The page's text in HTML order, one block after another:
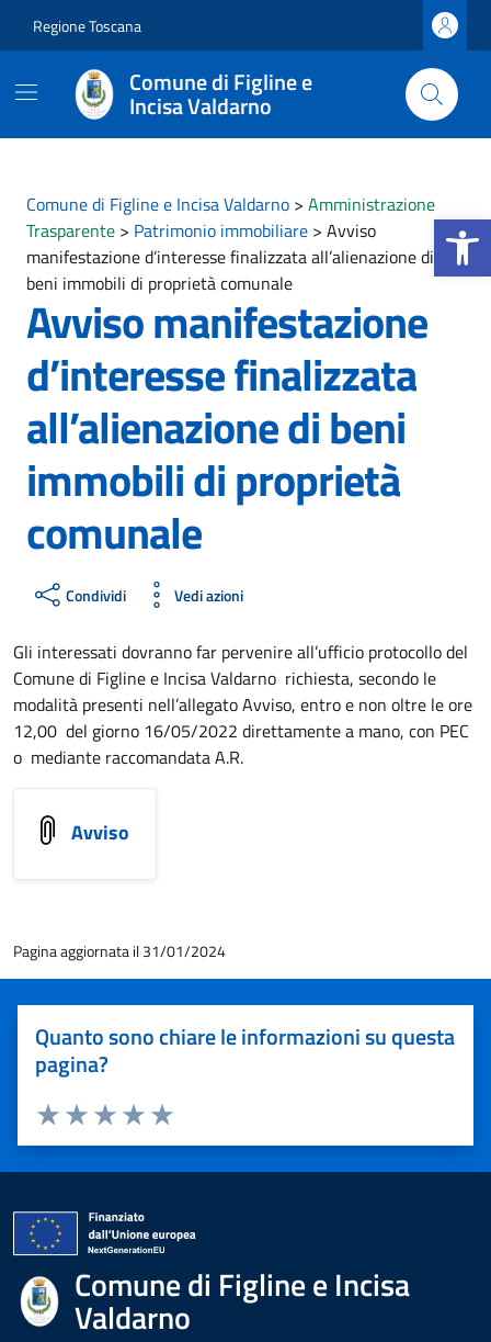
Apri la
Regione Toscana
Comune di Figline e
Incisa Valdarno
Comune di Figline e Incisa Valdarno > Amministrazione
Trasparente > Patrimonio immobiliare > Avviso
manifestazione d’interesse finalizzata all’alienazione di
beni immobili di proprietà comunale
Avviso manifestazione
d’interesse finalizzata
all’alienazione di beni
immobili di proprietà
comunale
Condividi Vedi azioni
Gli interessati dovranno far pervenire all’ufficio protocollo del
Comune di Figline e Incisa Valdarno richiesta, secondo le
modalità presenti nell’allegato Avviso, entro e non oltre le ore
12,00 del giorno 16/05/2022 direttamente a mano, con PEC
o mediante raccomandata A.R.
Avviso
Pagina aggiornata il 31/01/2024
Quanto sono chiare le informazioni su questa
pagina?
Valuta 5 stelle su 5
Valuta 4 stelle su 5
Valuta 3 stelle su 5
Valuta 2 stelle su 5
Valuta 1 stelle su 5
Comune di Figline e Incisa
Valdarno